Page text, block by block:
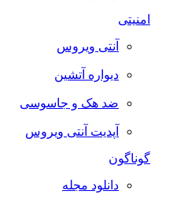
امنیتی
آنتی ویروس
دیواره آتشین
ضد هک و جاسوسی
آپدیت آنتی ویروس
گوناگون
دانلود مجله